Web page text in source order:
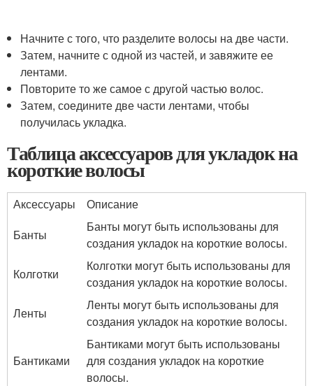
Начните с того, что разделите волосы на две части.
Затем, начните с одной из частей, и завяжите ее
лентами.
Повторите то же самое с другой частью волос.
Затем, соедините две части лентами, чтобы
получилась укладка.
Таблица аксессуаров для укладок на
короткие волосы
Аксессуары
Описание
Банты
Банты могут быть использованы для
создания укладок на короткие волосы.
Колготки
Колготки могут быть использованы для
создания укладок на короткие волосы.
Ленты
Ленты могут быть использованы для
создания укладок на короткие волосы.
Бантиками
Бантиками могут быть использованы
для создания укладок на короткие
волосы.